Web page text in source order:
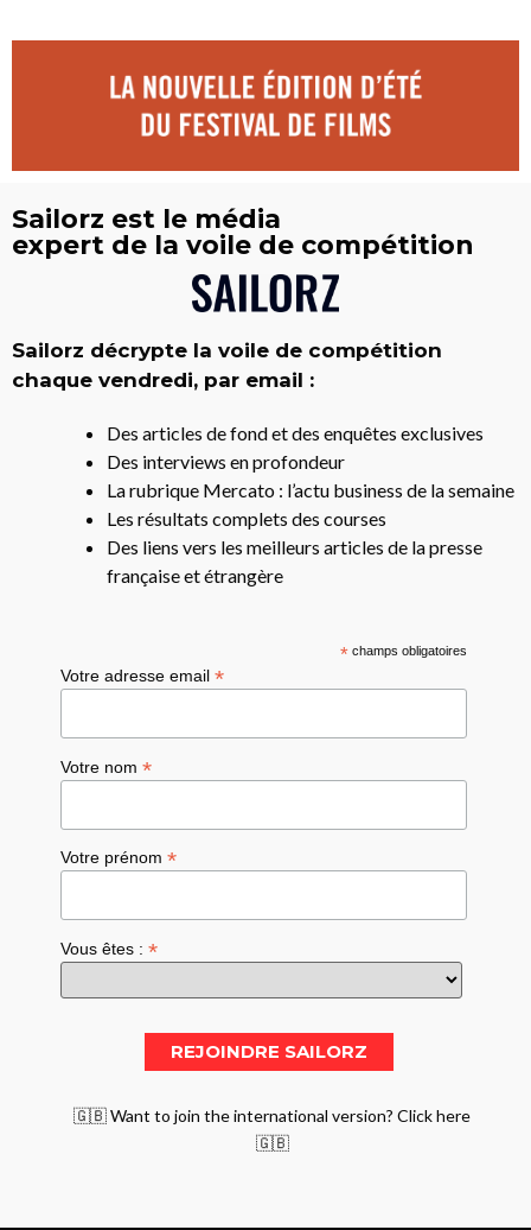
Sailorz est le média
expert de la voile de compétition
Sailorz décrypte la voile de compétition
chaque vendredi, par email :
Des articles de fond et des enquêtes exclusives
Des interviews en profondeur
La rubrique Mercato : l’actu business de la semaine
Les résultats complets des courses
Des liens vers les meilleurs articles de la presse
française et étrangère
*champs obligatoires
Votre adresse email*
Votre nom*
Votre prénom*
Vous êtes :*
🇬🇧 Want to join the international version? Click here
🇬🇧